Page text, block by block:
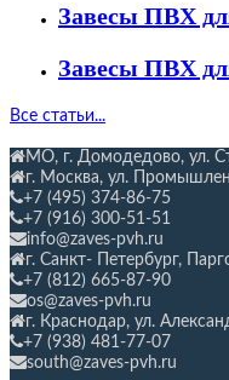
Завесы ПВХ
Завесы ПВХ
Все статьи...
МО, г. Домодедово, ул.
г. Москва, ул.
+7 (495) 374-86-75
+7 (916) 300-51-51
info@zaves-pvh.ru
г. Санкт- Петербург,
+7 (812) 665-87-90
os@zaves-pvh.ru
г. Краснодар, ул.
+7 (938) 481-77-07
south@zaves-pvh.ru